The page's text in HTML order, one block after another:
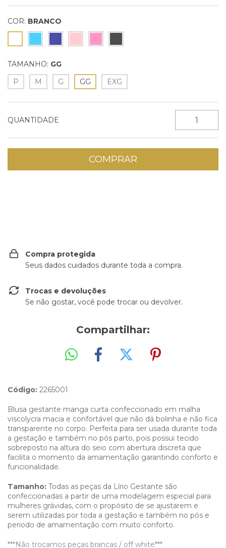
COR: BRANCO
TAMANHO: GG
P
M G GG EXG
QUANTIDADE
Compra protegida
Seus dados cuidados durante toda a compra.
Trocas e devoluções
Se não gostar, você pode trocar ou devolver.
Compartilhar:
Código: 2265001
Blusa gestante manga curta confeccionado em malha
viscolycra macia e confortável que não dá bolinha e não fica
transparente no corpo. Perfeita para ser usada durante toda
a gestação e também no pós parto, pois possui tecido
sobreposto na altura do seio com abertura discreta que
facilita o momento da amamentação garantindo conforto e
funcionalidade.
Tamanho: Todas as peças da Lírio Gestante são
confeccionadas a partir de uma modelagem especial para
mulheres grávidas, com o propósito de se ajustarem e
serem utilizadas por toda a gestação e também no pós e
periodo de amamentação com muito conforto.
***Não trocamos peças brancas / off white***